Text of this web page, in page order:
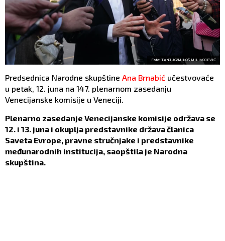
Foto: TANJUG/MILOŠ MILIVOJEVIĆ
Predsednica Narodne skupštine Ana Brnabić učestvovaće
u petak, 12. juna na 147. plenarnom zasedanju
Venecijanske komisije u Veneciji.
Plenarno zasedanje Venecijanske komisije održava se
12. i 13. juna i okuplja predstavnike država članica
Saveta Evrope, pravne stručnjake i predstavnike
međunarodnih institucija, saopštila je Narodna
skupština.